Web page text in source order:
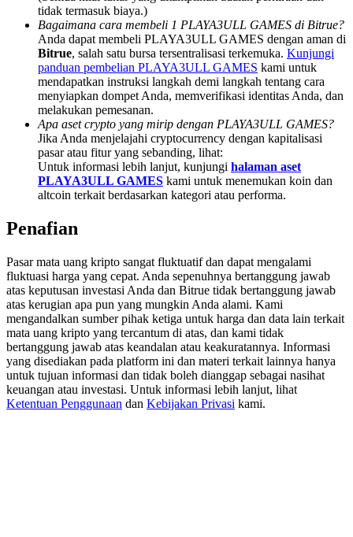
Register & Trade to Win 500,000 USDT
Precious Metals Trading Carnival
Trade Gold & Silver · 33,333 USDT Bonus
USDT New User Exclusive 10% APR
New Listing Futures Fest
Trade New Futures, Win 200,000 USDT
Crypto World Cup 2026: Grand Finale
77,777+3k Rewards
tidak termasuk biaya.)
Bagaimana cara membeli 1 PLAYA3ULL GAMES di Bitrue?
Anda dapat membeli PLAYA3ULL GAMES dengan aman di
Bitrue, salah satu bursa tersentralisasi terkemuka. Kunjungi
panduan pembelian PLAYA3ULL GAMES kami untuk
mendapatkan instruksi langkah demi langkah tentang cara
menyiapkan dompet Anda, memverifikasi identitas Anda, dan
melakukan pemesanan.
Apa aset crypto yang mirip dengan PLAYA3ULL GAMES?
Jika Anda menjelajahi cryptocurrency dengan kapitalisasi
pasar atau fitur yang sebanding, lihat:
Untuk informasi lebih lanjut, kunjungi halaman aset
PLAYA3ULL GAMES kami untuk menemukan koin dan
altcoin terkait berdasarkan kategori atau performa.
Penafian
Pasar mata uang kripto sangat fluktuatif dan dapat mengalami
fluktuasi harga yang cepat. Anda sepenuhnya bertanggung jawab
atas keputusan investasi Anda dan Bitrue tidak bertanggung jawab
atas kerugian apa pun yang mungkin Anda alami. Kami
mengandalkan sumber pihak ketiga untuk harga dan data lain terkait
mata uang kripto yang tercantum di atas, dan kami tidak
bertanggung jawab atas keandalan atau keakuratannya. Informasi
yang disediakan pada platform ini dan materi terkait lainnya hanya
untuk tujuan informasi dan tidak boleh dianggap sebagai nasihat
keuangan atau investasi. Untuk informasi lebih lanjut, lihat
Ketentuan Penggunaan dan Kebijakan Privasi kami.